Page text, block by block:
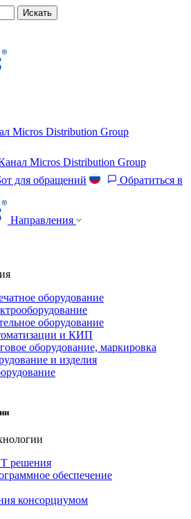
Искать
Micros Distribution Group
Micros Distribution Group
для обращений
Обратиться в
Направления
оборудование
оборудование
и КИП
оборудование, маркировка
и изделия
решения
обеспечение
консорциумом